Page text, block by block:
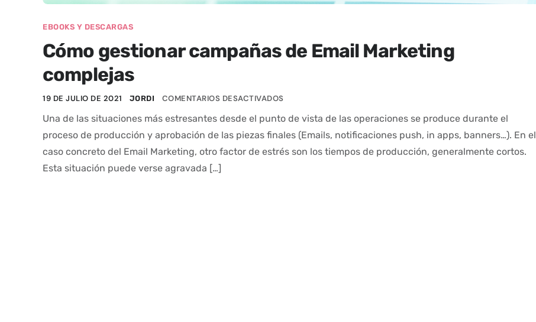
EBOOKS Y DESCARGAS
Cómo gestionar campañas de Email Marketing
complejas
19 DE JULIO DE 2021 JORDI COMENTARIOS DESACTIVADOS
Una de las situaciones más estresantes desde el punto de vista de las operaciones se produce durante el
proceso de producción y aprobación de las piezas finales (Emails, notificaciones push, in apps, banners…). En el
caso concreto del Email Marketing, otro factor de estrés son los tiempos de producción, generalmente cortos.
Esta situación puede verse agravada […]